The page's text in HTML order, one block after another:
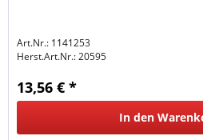
Art.Nr.: 1141253
Herst.Art.Nr.:20595
13,56 € *
In den